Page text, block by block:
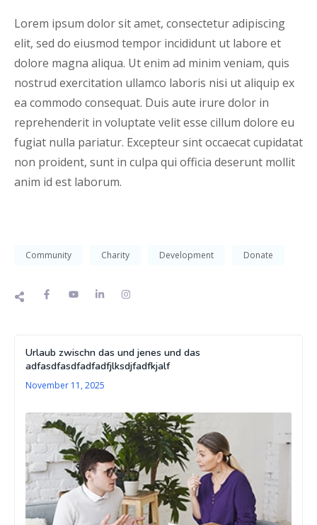
Urlaub zwischn das und jenes und das
adfasdfasdfadfadfjlksdjfadfkjalf
November 11, 2025
Lorem ipsum dolor sit amet, consectetur adipiscing
elit, sed do eiusmod tempor incididunt ut labore et
dolore magna aliqua. Ut enim ad minim veniam, quis
nostrud exercitation ullamco laboris nisi ut aliquip ex
ea commodo consequat. Duis aute irure dolor in
reprehenderit in voluptate velit esse cillum dolore eu
fugiat nulla pariatur. Excepteur sint occaecat cupidatat
non proident, sunt in culpa qui officia deserunt mollit
anim id est laborum.
Community Charity Development Donate